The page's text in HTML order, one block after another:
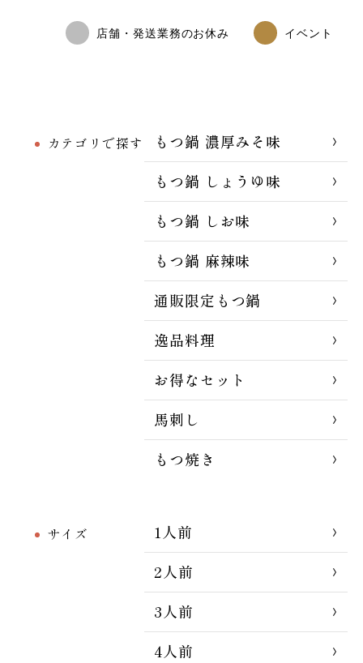
カテゴリで探す
もつ鍋 濃厚みそ味
もつ鍋 しょうゆ味
もつ鍋 しお味
もつ鍋 麻辣味
通販限定もつ鍋
逸品料理
お得なセット
馬刺し
もつ焼き
サイズ
1人前
2人前
3人前
4人前
店舗・発送業務のお休み イベント